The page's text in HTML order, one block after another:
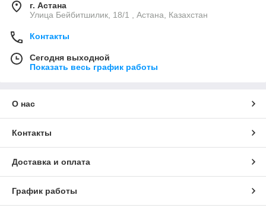
г. Астана
Улица Бейбитшилик, 18/1 , Астана, Казахстан
Контакты
Сегодня выходной
Показать весь график работы
О нас
Контакты
Доставка и оплата
График работы